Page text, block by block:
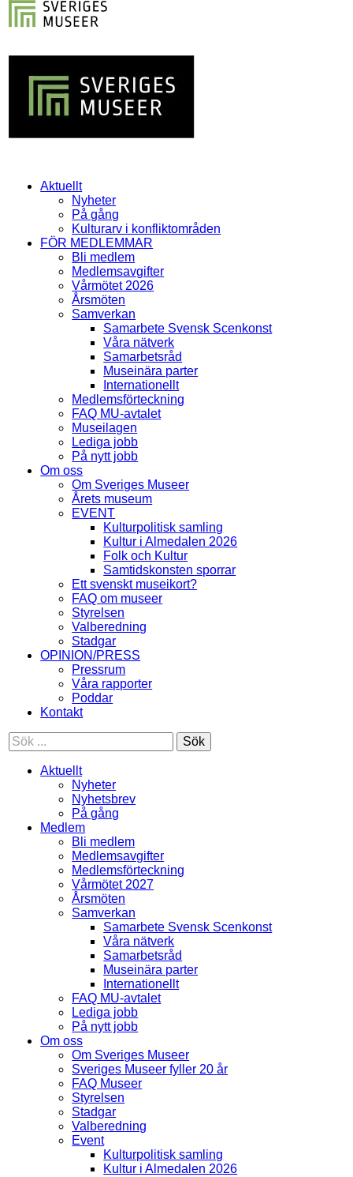
Aktuellt
Nyheter
På gång
Kulturarv i konfliktområden
FÖR MEDLEMMAR
Bli medlem
Medlemsavgifter
Vårmötet 2026
Årsmöten
Samverkan
Samarbete Svensk Scenkonst
Våra nätverk
Samarbetsråd
Museinära parter
Internationellt
Medlemsförteckning
FAQ MU-avtalet
Museilagen
Lediga jobb
På nytt jobb
Om oss
Om Sveriges Museer
Årets museum
EVENT
Kulturpolitisk samling
Kultur i Almedalen 2026
Folk och Kultur
Samtidskonsten sporrar
Ett svenskt museikort?
FAQ om museer
Styrelsen
Valberedning
Stadgar
OPINION/PRESS
Pressrum
Våra rapporter
Poddar
Kontakt
Sök
Aktuellt
Nyheter
Nyhetsbrev
På gång
Medlem
Bli medlem
Medlemsavgifter
Medlemsförteckning
Vårmötet 2027
Årsmöten
Samverkan
Samarbete Svensk Scenkonst
Våra nätverk
Samarbetsråd
Museinära parter
Internationellt
FAQ MU-avtalet
Lediga jobb
På nytt jobb
Om oss
Om Sveriges Museer
Sveriges Museer fyller 20 år
FAQ Museer
Styrelsen
Stadgar
Valberedning
Event
Kulturpolitisk samling
Kultur i Almedalen 2026